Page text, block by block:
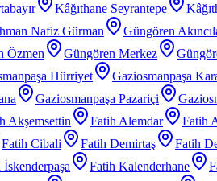
Kâğıthane Seyrantepe
Nafiz Gürman Güngören
Özmen Güngören Merkez
Hürriyet Gaziosmanpaşa
Gaziosmanpaşa Pazariçi
Akşemsettin Fatih Alemdar Fatih
Fatih Cibali Fatih Demirtaş Fatih
İskenderpaşa Fatih Kalenderhane